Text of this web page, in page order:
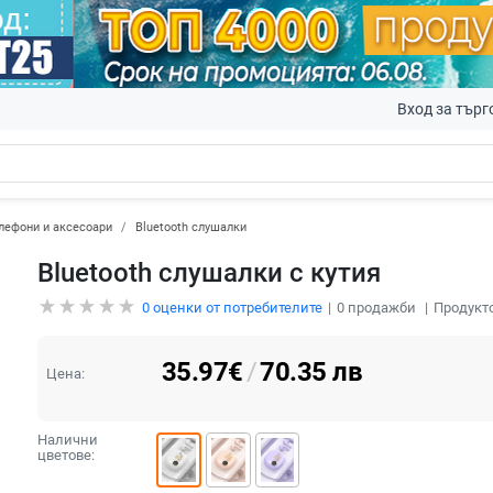
Вход за
и аксесоари Bluetooth слушалки
Bluetooth слушалки с кутия
0оценки от потребителите 0продажби
Цена: 35.97€/70.35 лв
Налични
цветове: